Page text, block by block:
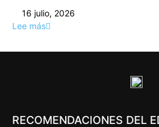
16 julio, 2026
Lee más
RECOMENDACIONES DEL